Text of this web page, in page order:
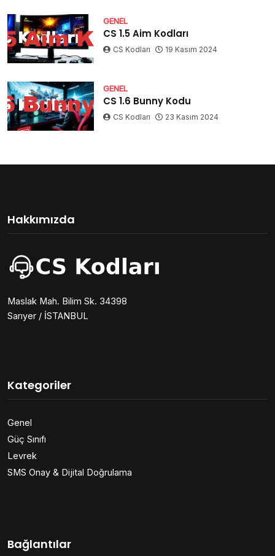
GENEL
CS 1.5 Aim Kodları
CS Kodları 19 Kasım 2024
GENEL
CS 1.6 Bunny Kodu
CS Kodları 23 Kasım 2024
Hakkımızda
Maslak Mah. Bilim Sk. 34398
Sarıyer / İSTANBUL
Kategoriler
Genel
Güç Sınıfı
Levrek
SMS Onay & Dijital Doğrulama
Bağlantılar